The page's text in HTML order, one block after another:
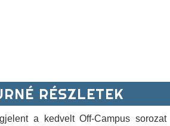
RÉSZLETEK
a kedvelt Off-Campus sorozat